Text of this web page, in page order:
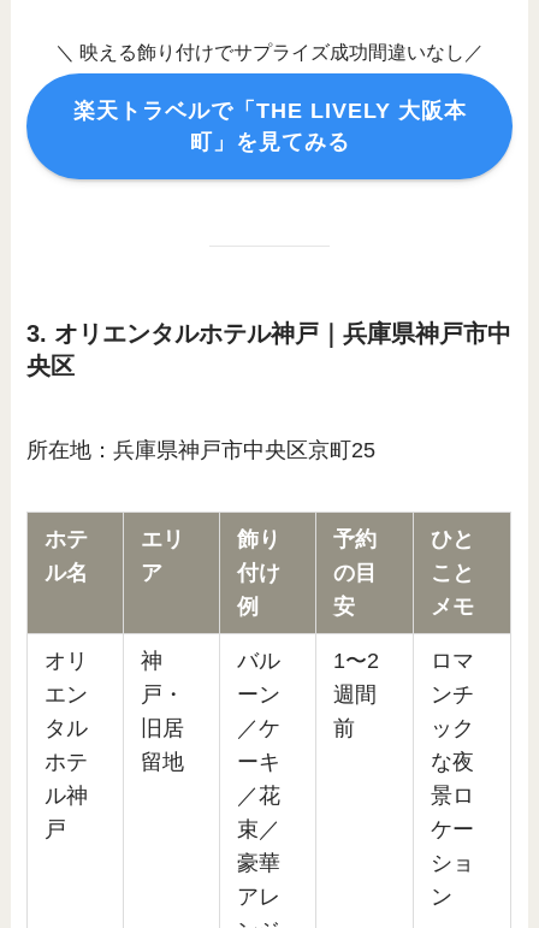
＼ 映える飾り付けでサプライズ成功間違いなし／
楽天トラベルで「THE LIVELY 大阪本
町」を見てみる
3. オリエンタルホテル神戸｜兵庫県神戸市中
央区
所在地：兵庫県神戸市中央区京町25
ホテ
ル名
エリ
ア
飾り
付け
例
予約
の目
安
ひと
こと
メモ
オリ
エン
タル
ホテ
ル神
戸
神
戸・
旧居
留地
バル
ーン
／ケ
ーキ
／花
束／
豪華
アレ
1〜2
週間
前
ロマ
ンチ
ック
な夜
景ロ
ケー
ショ
ン